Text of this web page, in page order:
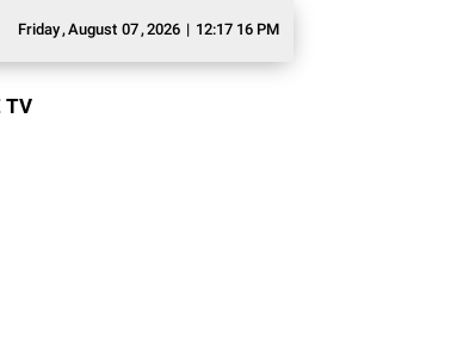
Friday,August 07,2026 | 12:17 17 PM
Makan Bergizi Gratis agar Tepat Sasaran
TV